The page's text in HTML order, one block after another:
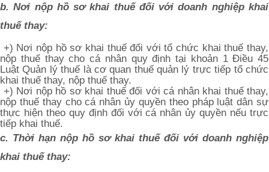
b. Nơi nộp hồ sơ khai thuế đối với doanh nghiệp khai
thuế thay:
+) Nơi nộp hồ sơ khai thuế đối với tổ chức khai thuế thay,
nộp thuế thay cho cá nhân quy định tại khoản 1 Điều 45
Luật Quản lý thuế là cơ quan thuế quản lý trực tiếp tổ chức
khai thuế thay, nộp thuế thay.
+) Nơi nộp hồ sơ khai thuế đối với cá nhân khai thuế thay,
nộp thuế thay cho cá nhân ủy quyền theo pháp luật dân sự
thực hiện theo quy định đối với cá nhân ủy quyền nếu trực
tiếp khai thuế.
c. Thời hạn nộp hồ sơ khai thuế đối với doanh nghiệp
khai thuế thay: